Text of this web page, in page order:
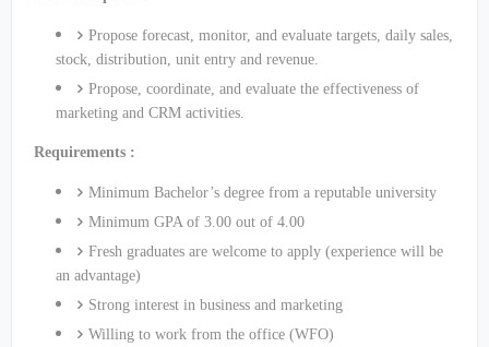
Propose forecast, monitor, and evaluate targets, daily sales,
stock, distribution, unit entry and revenue.
Propose, coordinate, and evaluate the effectiveness of
marketing and CRM activities.
Requirements :
Minimum Bachelor’s degree from a reputable university
Minimum GPA of 3.00 out of 4.00
Fresh graduates are welcome to apply (experience will be
an advantage)
Strong interest in business and marketing
Willing to work from the office (WFO)